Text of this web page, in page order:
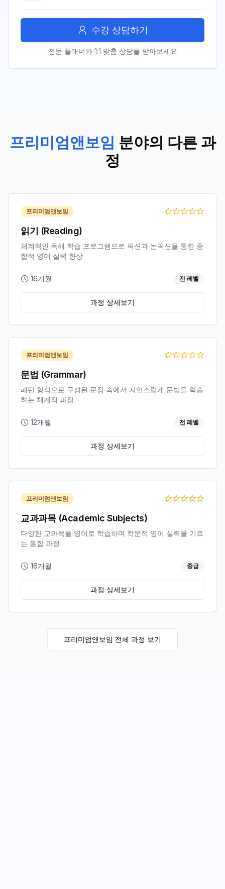
수강 상담하기
전문 플래너와 1:1 맞춤 상담을 받아보세요
프리미엄앤보임 분야의 다른 과
정
프리미엄앤보임
읽기 (Reading)
체계적인 독해 학습 프로그램으로 픽션과 논픽션을 통한 종
합적 영어 실력 향상
16개월 전 레벨
과정 상세보기
프리미엄앤보임
문법 (Grammar)
패턴 형식으로 구성된 문장 속에서 자연스럽게 문법을 학습
하는 체계적 과정
12개월 전 레벨
과정 상세보기
프리미엄앤보임
교과과목 (Academic Subjects)
다양한 교과목을 영어로 학습하며 학문적 영어 실력을 기르
는 통합 과정
16개월 중급
과정 상세보기
프리미엄앤보임 전체 과정 보기